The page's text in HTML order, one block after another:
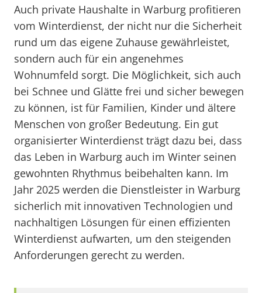
Auch private Haushalte in Warburg profitieren
vom Winterdienst, der nicht nur die Sicherheit
rund um das eigene Zuhause gewährleistet,
sondern auch für ein angenehmes
Wohnumfeld sorgt. Die Möglichkeit, sich auch
bei Schnee und Glätte frei und sicher bewegen
zu können, ist für Familien, Kinder und ältere
Menschen von großer Bedeutung. Ein gut
organisierter Winterdienst trägt dazu bei, dass
das Leben in Warburg auch im Winter seinen
gewohnten Rhythmus beibehalten kann. Im
Jahr 2025 werden die Dienstleister in Warburg
sicherlich mit innovativen Technologien und
nachhaltigen Lösungen für einen effizienten
Winterdienst aufwarten, um den steigenden
Anforderungen gerecht zu werden.